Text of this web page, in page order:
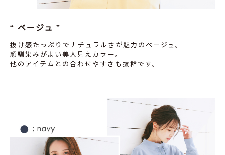
ベージュ
抜け感たっぷりでナチュラルさが魅力のベージュ。
顔馴染みがよい美人見えカラー。
他のアイテムとの合わせやすさも抜群です。